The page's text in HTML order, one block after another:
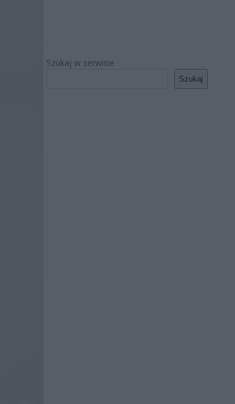
Szukaj w serwisie
Szukaj